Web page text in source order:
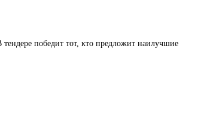
победит тот, кто предложит наилучшие